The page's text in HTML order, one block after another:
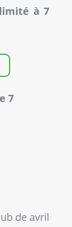
limité à 7
7
de avril